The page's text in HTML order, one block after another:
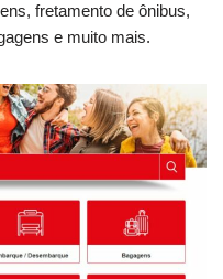
fretamento de ônibus,
e muito mais.